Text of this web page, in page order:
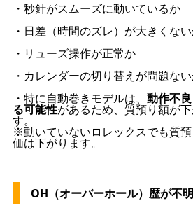
・秒針がスムーズに動いているか
・日差（時間のズレ）が大きくな
・リューズ操作が正常か
・カレンダーの切り替えが問題な
・特に自動巻きモデルは、 動作不
る可能性があるため、質預り額が
す。
※動いていないロレックスでも質
価は下がります。
OH（オーバーホール）歴が不